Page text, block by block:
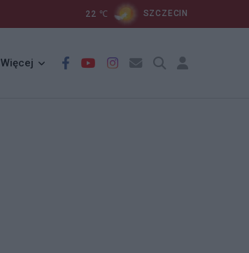
22 ℃ SZCZECIN
Więcej